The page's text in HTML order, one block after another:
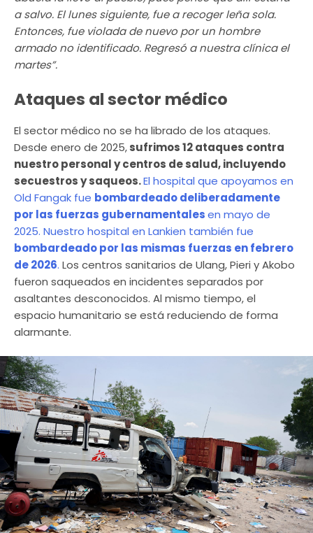
a salvo. El lunes siguiente, fue a recoger leña sola.
Entonces, fue violada de nuevo por un hombre
armado no identificado. Regresó a nuestra clínica el
martes”.
Ataques al sector médico
El sector médico no se ha librado de los ataques.
Desde enero de 2025,sufrimos 12 ataques contra
nuestro personal y centros de salud, incluyendo
secuestros y saqueos.El hospital que apoyamos en
Old Fangak fue bombardeado deliberadamente
por las fuerzas gubernamentalesen mayo de
2025. Nuestro hospital en Lankien también fue
bombardeado por las mismas fuerzas en febrero
de 2026. Los centros sanitarios de Ulang, Pieri y Akobo
fueron saqueados en incidentes separados por
asaltantes desconocidos. Al mismo tiempo, el
espacio humanitario se está reduciendo de forma
alarmante.